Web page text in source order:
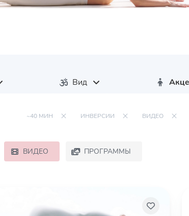
Вид
~40 МИН ИНВЕРСИИ ВИДЕО
ВИДЕО ПРОГРАММЫ